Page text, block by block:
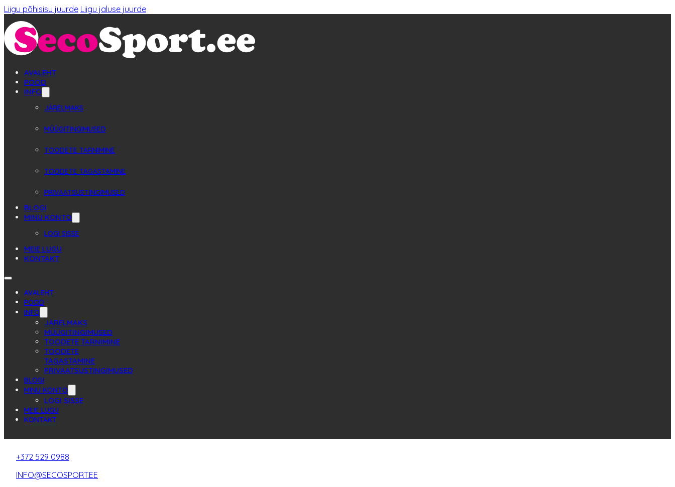
Liigu põhisisu juurde Liigu jaluse juurde
AVALEHT
POOD
INFO
JÄRELMAKS
MÜÜGITINGIMUSED
TOODETE TARNIMINE
TOODETE TAGASTAMINE
PRIVAATSUSTINGIMUSED
BLOGI
MINU KONTO
LOGI SISSE
MEIE LUGU
KONTAKT
AVALEHT
POOD
INFO
JÄRELMAKS
MÜÜGITINGIMUSED
TOODETE TARNIMINE
TOODETE
TAGASTAMINE
PRIVAATSUSTINGIMUSED
BLOGI
MINU KONTO
LOGI SISSE
MEIE LUGU
KONTAKT
+372 529 0988
INFO@SECOSPORT.EE